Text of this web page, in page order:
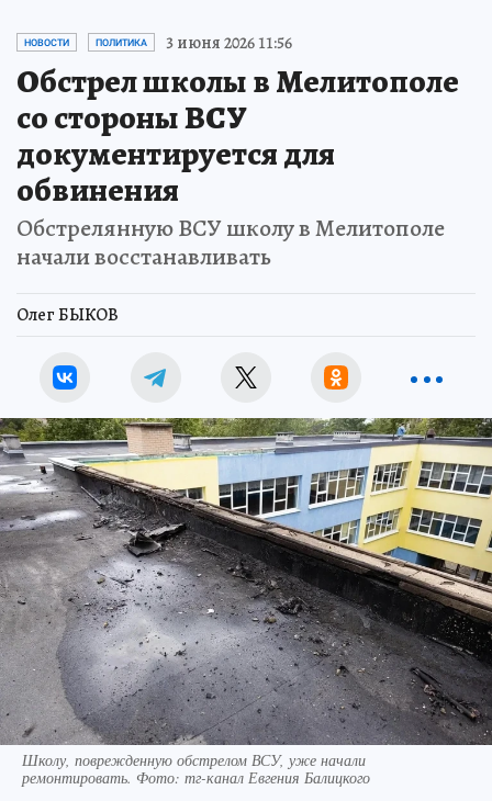
НОВОСТИ ПОЛИТИКА 3 июня 2026 11:56
Обстрел школы в Мелитополе
со стороны ВСУ
документируется для
обвинения
Обстрелянную ВСУ школу в Мелитополе
начали восстанавливать
Олег БЫКОВ
Школу, поврежденную обстрелом ВСУ, уже начали
ремонтировать. Фото: тг-канал Евгения Балицкого